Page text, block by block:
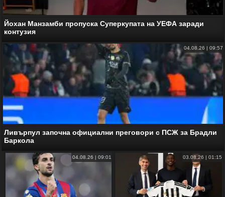
Йохан Манзамби пропуска Суперкупата на УЕФА заради
контузия
04.08.26 | 09:57
Ливърпул започна официални преговори с ПСЖ за Брадли
Баркола
04.08.26 | 09:01 03.08.26 | 01:15